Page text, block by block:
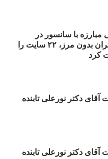
جهانی مبارزه با سانسور در
اینترنت: #آزادی هم‌آیند گزارشگران‌ بدون مرز، ۲۲ سایت را
کرد
آقای دکتر نورعلی تابنده
آقای دکتر نورعلی تابنده